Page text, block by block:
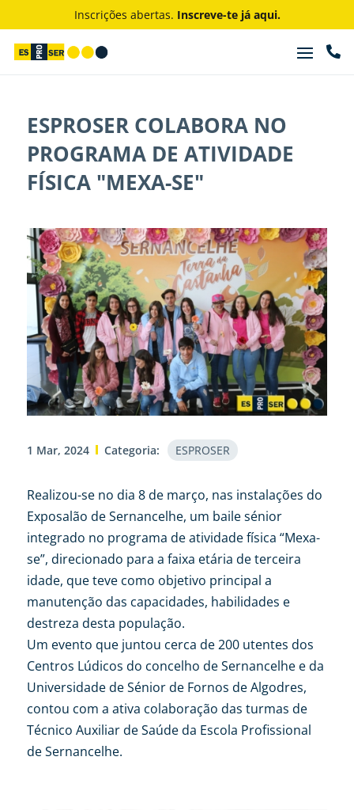
Inscrições abertas. Inscreve-te já aqui.

ESPROSER COLABORA NO
PROGRAMA DE ATIVIDADE
FÍSICA "MEXA-SE"
1 Mar, 2024 Categoria: ESPROSER
Realizou-se no dia 8 de março, nas instalações do
Exposalão de Sernancelhe, um baile sénior
integrado no programa de atividade física “Mexa-
se”, direcionado para a faixa etária de terceira
idade, que teve como objetivo principal a
manutenção das capacidades, habilidades e
destreza desta população.
Um evento que juntou cerca de 200 utentes dos
Centros Lúdicos do concelho de Sernancelhe e da
Universidade de Sénior de Fornos de Algodres,
contou com a ativa colaboração das turmas de
Técnico Auxiliar de Saúde da Escola Profissional
de Sernancelhe.